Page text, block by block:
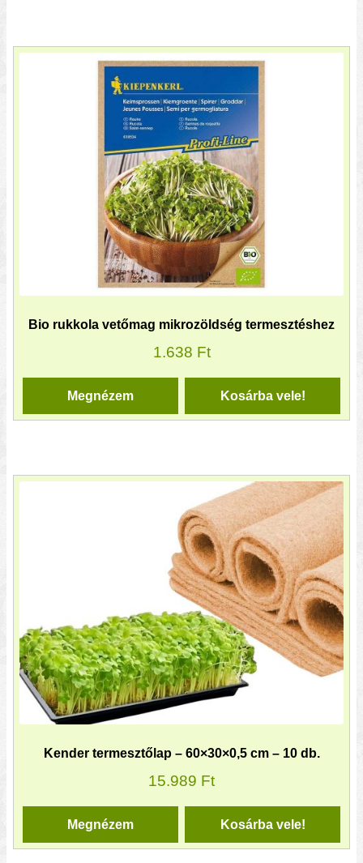
Bio rukkola vetőmag mikrozöldség termesztéshez
1.638 Ft
Kosárba vele!
Megnézem
Kender termesztőlap – 60×30×0,5 cm – 10 db.
15.989 Ft
Kosárba vele!
Megnézem